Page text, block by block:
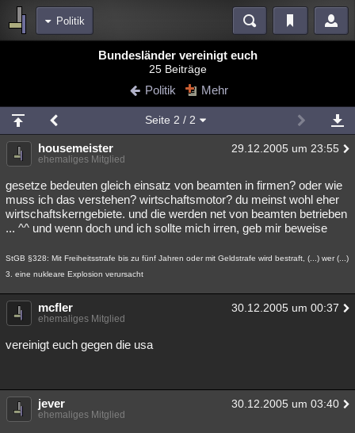
Politik
Blogs
Chat Wiki Neuigkeiten
meine Rubriken
Menschen Wissenschaft Mystery Kriminalfälle
Spiritualität Verschwörungen Technologie Ufologie
Natur Umfragen Unterhaltung
Philosophie Träume Orte Esoterik Literatur
Astronomie Helpdesk Gruppen Gaming Filme
Musik Clash Verbesserungen
Übersichten
Lesenswert
Bundesländer vereinigt euch
25 Beiträge
Politik Mehr
Seite 2 / 2
housemeister 29.12.2005 um 23:55
ehemaliges Mitglied
gesetze bedeuten gleich einsatz von beamten in firmen? oder wie
muss ich das verstehen? wirtschaftsmotor? du meinst wohl eher
wirtschaftskerngebiete. und die werden net von beamten betrieben
... ^^ und wenn doch und ich sollte mich irren, geb mir beweise
StGB §328: Mit Freiheitsstrafe bis zu fünf Jahren oder mit Geldstrafe wird bestraft, (...) wer (...)
3. eine nukleare Explosion verursacht
mcfler 30.12.2005 um 00:37
ehemaliges Mitglied
vereinigt euch gegen die usa
jever 30.12.2005 um 03:40
ehemaliges Mitglied